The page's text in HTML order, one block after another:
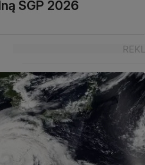
SGP 2026